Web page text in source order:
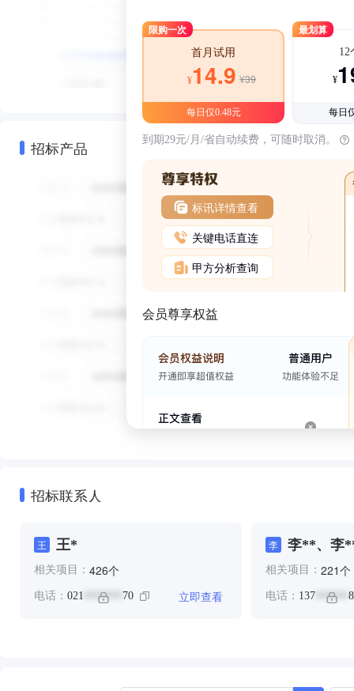
招标产品
限购一次
首月试用
¥14.9 ¥39
每日仅0.48元
最划算
12
¥
每日
到期29元/月/省自动续费，可随时取消。
标讯详情查看
关键电话直连
甲方分析查询
会员尊享权益
招标联系人
王 王*
相关项目： 426个
电话： 021 ******* 70 立即查看
李 李**、李
相关项目： 221个
电话： 137 ******